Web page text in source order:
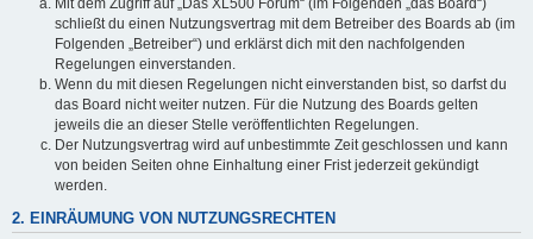
Mit dem Zugriff auf „Das XL500 Forum“ (im Folgenden „das Board“)
schließt du einen Nutzungsvertrag mit dem Betreiber des Boards ab (im
Folgenden „Betreiber“) und erklärst dich mit den nachfolgenden
Regelungen einverstanden.
Wenn du mit diesen Regelungen nicht einverstanden bist, so darfst du
das Board nicht weiter nutzen. Für die Nutzung des Boards gelten
jeweils die an dieser Stelle veröffentlichten Regelungen.
Der Nutzungsvertrag wird auf unbestimmte Zeit geschlossen und kann
von beiden Seiten ohne Einhaltung einer Frist jederzeit gekündigt
werden.
2. EINRÄUMUNG VON NUTZUNGSRECHTEN